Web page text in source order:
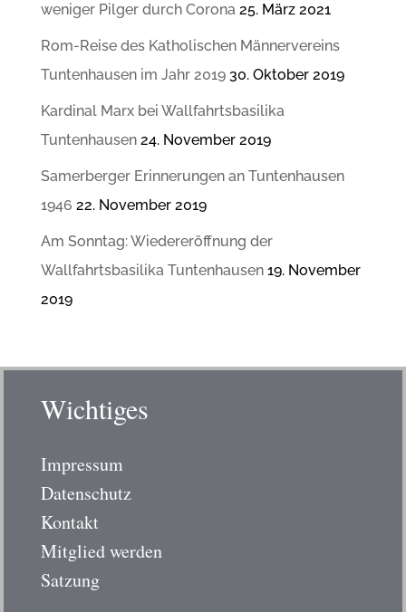
weniger Pilger durch Corona 25. März 2021
Rom-Reise des Katholischen Männervereins
Tuntenhausen im Jahr 2019 30. Oktober 2019
Kardinal Marx bei Wallfahrtsbasilika
Tuntenhausen 24. November 2019
Samerberger Erinnerungen an Tuntenhausen
1946 22. November 2019
Am Sonntag: Wiedereröffnung der
Wallfahrtsbasilika Tuntenhausen 19. November
2019
Wichtiges
Impressum
Datenschutz
Kontakt
Mitglied werden
Satzung